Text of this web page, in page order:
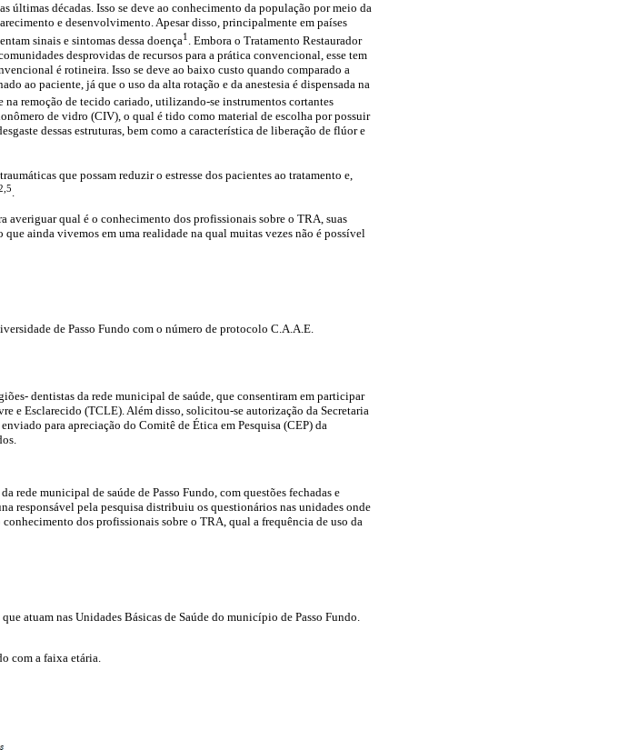
últimas décadas. Isso se deve ao conhecimento da população por meio da
e desenvolvimento. Apesar disso, principalmente em países
sinais e sintomas dessa doença1
. Embora o Tratamento Restaurador
desprovidas de recursos para a prática convencional, esse tem
é rotineira. Isso se deve ao baixo custo quando comparado a
ao paciente, já que o uso da alta rotação e da anestesia é dispensada na
na remoção de tecido cariado, utilizando-se instrumentos cortantes
de vidro (CIV), o qual é tido como material de escolha por possuir
dessas estruturas, bem como a característica de liberação de flúor e
que possam reduzir o estresse dos pacientes ao tratamento e,
averiguar qual é o conhecimento dos profissionais sobre o TRA, suas
ainda vivemos em uma realidade na qual muitas vezes não é possível
de Passo Fundo com o número de protocolo C.A.A.E.
dentistas da rede municipal de saúde, que consentiram em participar
e Esclarecido (TCLE). Além disso, solicitou-se autorização da Secretaria
para apreciação do Comitê de Ética em Pesquisa (CEP) da
municipal de saúde de Passo Fundo, com questões fechadas e
responsável pela pesquisa distribuiu os questionários nas unidades onde
dos profissionais sobre o TRA, qual a frequência de uso da
atuam nas Unidades Básicas de Saúde do município de Passo Fundo.
com a faixa etária.